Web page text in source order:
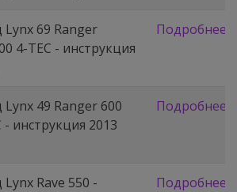
Lynx 69 Ranger
4-TEC - инструкция
Подробнее
Lynx 49 Ranger 600
- инструкция 2013
Подробнее
Lynx Rave 550 -
Подробнее